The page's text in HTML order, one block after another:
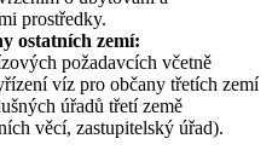
prostředky.
ostatních zemí:
požadavcích včetně
víz pro občany třetích zemí
úřadů třetí země
věcí, zastupitelský úřad).